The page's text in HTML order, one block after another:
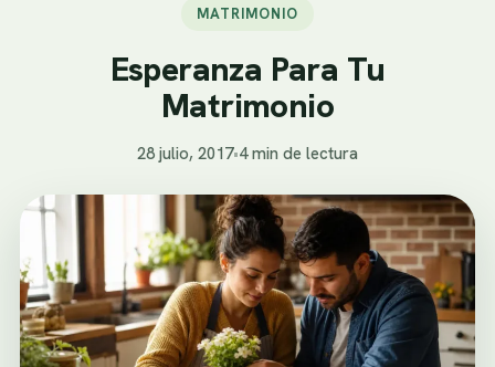
MATRIMONIO
Esperanza Para Tu
Matrimonio
28 julio, 2017•4 min de lectura